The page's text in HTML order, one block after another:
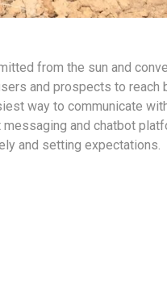
from the sun and
and prospects to reach
way to communicate
and chatbot
and setting expectations.